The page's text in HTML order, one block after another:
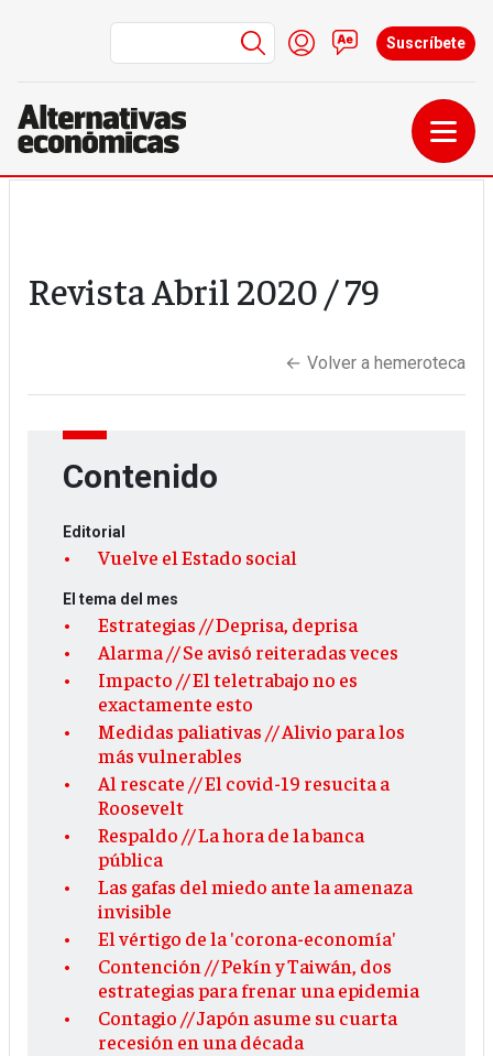
Menú de cuenta de
Iniciar sesión
Contacto
Suscríbete
Revista Abril 2020 / 79
← Volver a hemeroteca
Contenido
Editorial
Vuelve el Estado social
El tema del mes
Estrategias // Deprisa, deprisa
Alarma // Se avisó reiteradas veces
Impacto // El teletrabajo no es
exactamente esto
Medidas paliativas // Alivio para los
más vulnerables
Al rescate // El covid-19 resucita a
Roosevelt
Respaldo // La hora de la banca
pública
Las gafas del miedo ante la amenaza
invisible
El vértigo de la 'corona-economía'
Contención // Pekín y Taiwán, dos
estrategias para frenar una epidemia
Contagio // Japón asume su cuarta
recesión en una década